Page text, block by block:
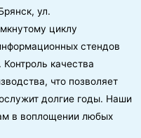
ул.
циклу
стендов
качества
что позволяет
долгие годы. Наши
в воплощении любых